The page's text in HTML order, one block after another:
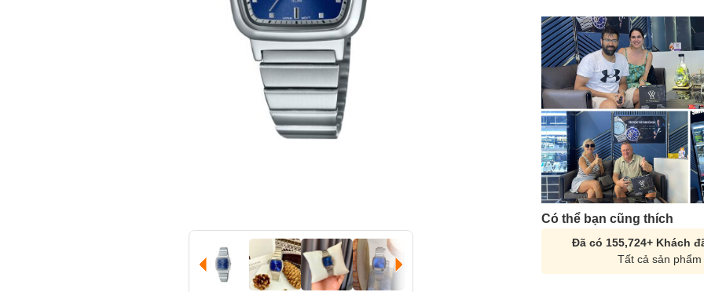
Có thể bạn cũng thích
Đã có 155,724+ Khách
Tất cả sản